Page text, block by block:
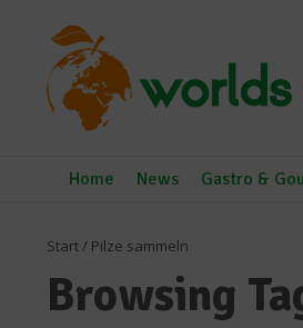
Home News Gastro &
Start/ Pilze sammeln
Browsing